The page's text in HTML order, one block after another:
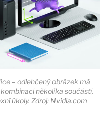
– odlehčený obrázek má
několika součástí,
úkoly. Zdroj: Nvidia.com